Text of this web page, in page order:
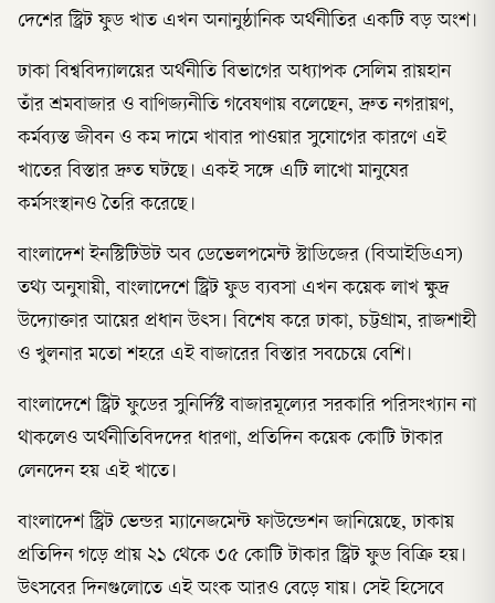
দেশের স্ট্রিট ফুড খাত এখন অনানুষ্ঠানিক অর্থনীতির একটি বড় অংশ।
ঢাকা বিশ্ববিদ্যালয়ের অর্থনীতি বিভাগের অধ্যাপক সেলিম রায়হান
তাঁর শ্রমবাজার ও বাণিজ্যনীতি গবেষণায় বলেছেন, দ্রুত নগরায়ণ,
কর্মব্যস্ত জীবন ও কম দামে খাবার পাওয়ার সুযোগের কারণে এই
খাতের বিস্তার দ্রুত ঘটছে। একই সঙ্গে এটি লাখো মানুষের
কর্মসংস্থানও তৈরি করেছে।
বাংলাদেশ ইনস্টিটিউট অব ডেভেলপমেন্ট স্টাডিজের (বিআইডিএস)
তথ্য অনুযায়ী, বাংলাদেশে স্ট্রিট ফুড ব্যবসা এখন কয়েক লাখ ক্ষুদ্র
উদ্যোক্তার আয়ের প্রধান উৎস। বিশেষ করে ঢাকা, চট্টগ্রাম, রাজশাহী
ও খুলনার মতো শহরে এই বাজারের বিস্তার সবচেয়ে বেশি।
বাংলাদেশে স্ট্রিট ফুডের সুনির্দিষ্ট বাজারমূল্যের সরকারি পরিসংখ্যান না
থাকলেও অর্থনীতিবিদদের ধারণা, প্রতিদিন কয়েক কোটি টাকার
লেনদেন হয় এই খাতে।
বাংলাদেশ স্ট্রিট ভেন্ডর ম্যানেজমেন্ট ফাউন্ডেশন জানিয়েছে, ঢাকায়
প্রতিদিন গড়ে প্রায় ২১ থেকে ৩৫ কোটি টাকার স্ট্রিট ফুড বিক্রি হয়।
উৎসবের দিনগুলোতে এই অংক আরও বেড়ে যায়। সেই হিসেবে